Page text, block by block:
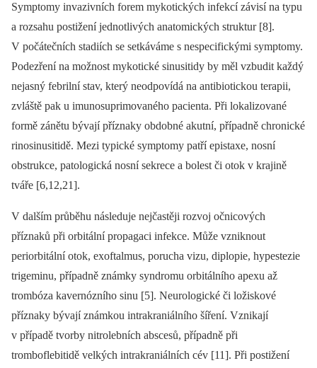
Symptomy invazivních forem mykotických infekcí závisí na typu
a rozsahu postižení jednotlivých anatomických struktur [8].
V počátečních stadiích se setkáváme s nespecifickými symptomy.
Podezření na možnost mykotické sinusitidy by měl vzbudit každý
nejasný febrilní stav, který neodpovídá na antibiotickou terapii,
zvláště pak u imunosuprimovaného pacienta. Při lokalizované
formě zánětu bývají příznaky obdobné akutní, případně chronické
rinosinusitidě. Mezi typické symptomy patří epistaxe, nosní
obstrukce, patologická nosní sekrece a bolest či otok v krajině
tváře [6,12,21].
V dalším průběhu následuje nejčastěji rozvoj očnicových
příznaků při orbitální propagaci infekce. Může vzniknout
periorbitální otok, exoftalmus, porucha vizu, diplopie, hypestezie
trigeminu, případně známky syndromu orbitálního apexu až
trombóza kavernózního sinu [5]. Neurologické či ložiskové
příznaky bývají známkou intrakraniálního šíření. Vznikají
v případě tvorby nitrolebních abscesů, případně při
tromboflebitidě velkých intrakraniálních cév [11]. Při postižení